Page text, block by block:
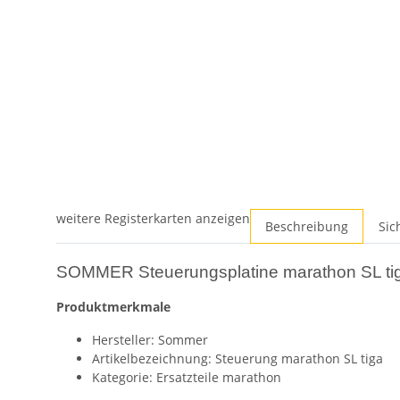
weitere Registerkarten anzeigen Beschreibung
SOMMER Steuerungsplatine marathon SL
Produktmerkmale
Hersteller: Sommer
Artikelbezeichnung: Steuerung marathon SL tiga
Kategorie: Ersatzteile marathon